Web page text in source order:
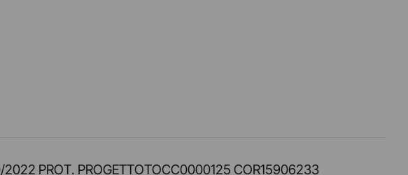
PROT. PROGETTOTOCC0000125 COR15906233